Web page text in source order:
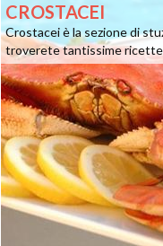
CROSTACEI
Crostacei è la sezione di
troverete tantissime ricette